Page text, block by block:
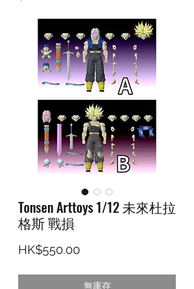
Tonsen Arttoys 1/12 未來杜拉
格斯 戰損
HK$550.00價格
無庫存